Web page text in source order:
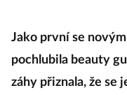
Jako první se
pochlubila beauty
záhy přiznala, že se